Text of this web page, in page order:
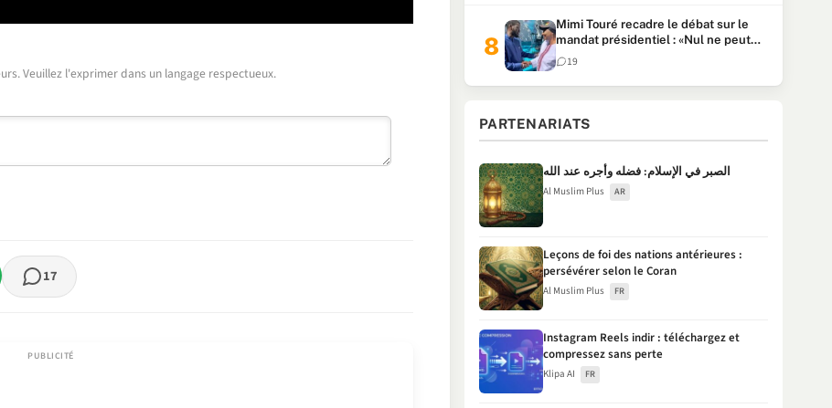
Veuillez l'exprimer dans un langage respectueux.
17
Mimi Touré recadre le débat sur le
mandat présidentiel : «Nul ne peut
faire plus de deux mandats
consécutifs de 5 ans»
19
PARTENARIATS
الصبر في الإسلام: فضله وأجره عند الله
Al Muslim Plus AR
Leçons de foi des nations antérieures :
persévérer selon le Coran
Al Muslim Plus FR
Instagram Reels indir : téléchargez et
compressez sans perte
Klipa AI FR